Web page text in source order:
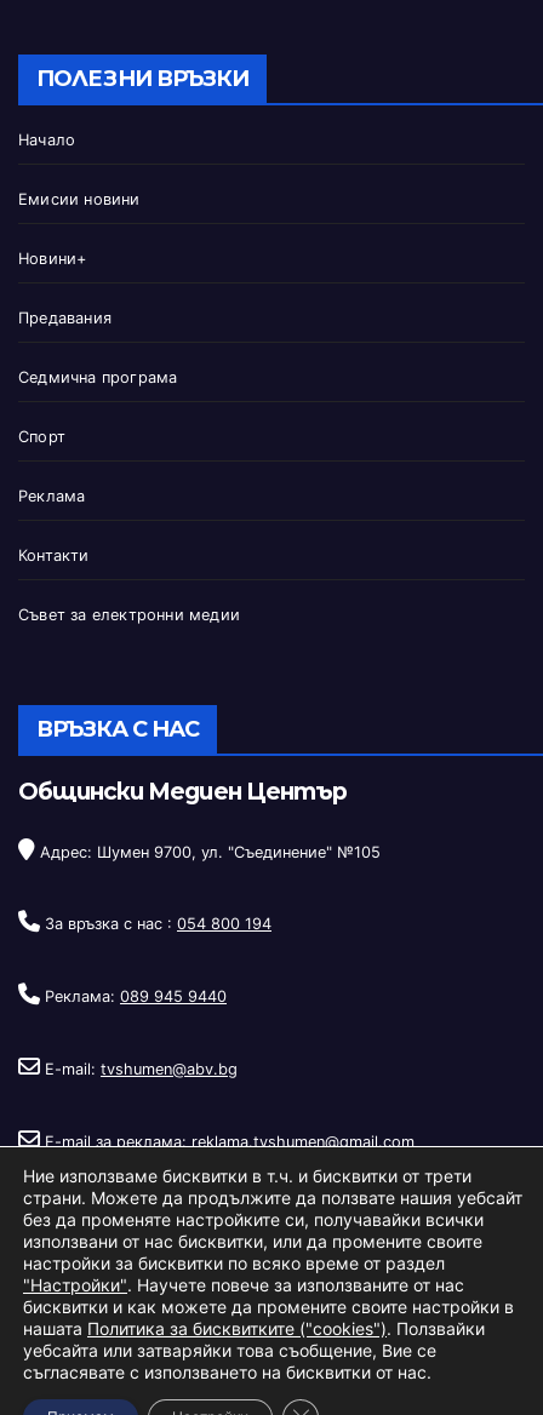
ПОЛЕЗНИ ВРЪЗКИ
Начало
Емисии новини
Новини+
Предавания
Седмична програма
Спорт
Реклама
Контакти
Съвет за електронни медии
ВРЪЗКА С НАС
Общински Медиен Център
Адрес: Шумен 9700, ул. "Съединение" №105
За връзка с нас : 054 800 194
Реклама: 089 945 9440
E-mail: tvshumen@abv.bg
E-mail за реклама: reklama.tvshumen@gmail.com
Copyright © 2026Телевизия Шумен.|Изработка: S.I.T Solutions
Ltd.
За насРекламаУсловия за ползване
Ние използваме бисквитки в т.ч. и бисквитки от трети
страни. Можете да продължите да ползвате нашия уебсайт
без да променяте настройките си, получавайки всички
използвани от нас бисквитки, или да промените своите
настройки за бисквитки по всяко време от раздел
"Настройки". Научете повече за използваните от нас
бисквитки и как можете да промените своите настройки в
нашата Политика за бисквитките ("cookies"). Ползвайки
уебсайта или затваряйки това съобщение, Вие се
съгласявате с използването на бисквитки от нас.